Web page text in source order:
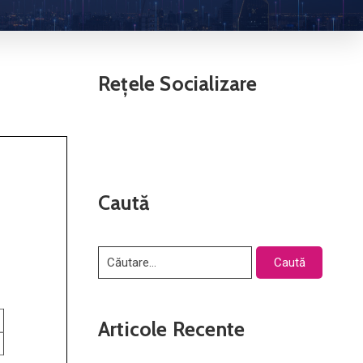
Rețele Socializare
Caută
Articole Recente